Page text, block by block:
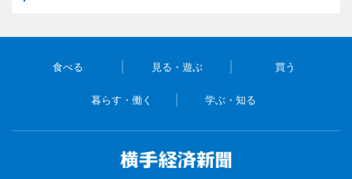
食べる 見る・遊ぶ 買う
暮らす・働く 学ぶ・知る